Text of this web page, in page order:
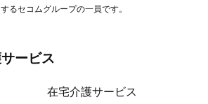
るセコムグループの一員です。
ービス
在宅介護サービス